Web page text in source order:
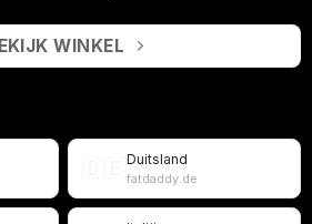
WINKEL
Duitsland
fatdaddy.de